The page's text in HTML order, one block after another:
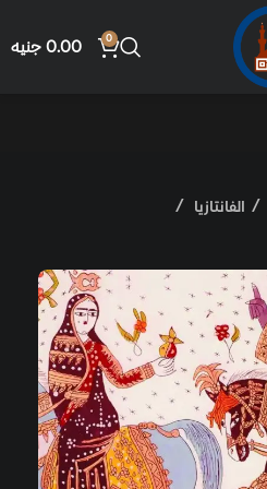
0
0.00 جنيه
الفانتازيا